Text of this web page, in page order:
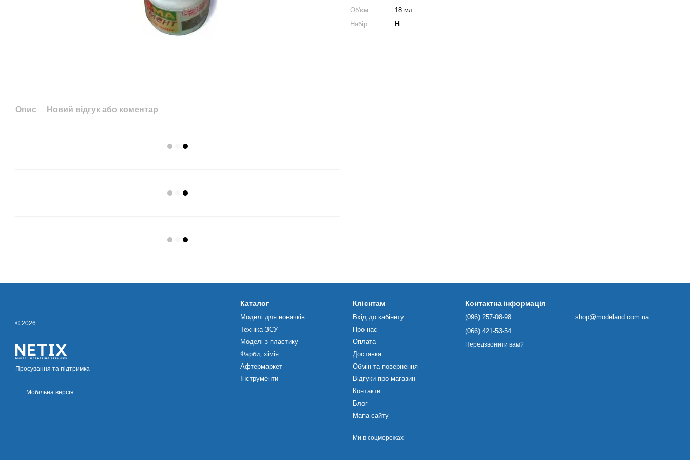
Опис Новий відгук або коментар
Об'єм
18 мл
Набір
Ні
© 2026
Просування та підтримка
Мобільна версія
Каталог
Моделі для новачків
Техніка ЗСУ
Моделі з пластику
Фарби, хімія
Афтермаркет
Інструменти
Клієнтам
Вхід до кабінету
Про нас
Оплата
Доставка
Обмін та повернення
Відгуки про магазин
Контакти
Блог
Мапа сайту
Ми в соцмережах
Контактна інформація
(096) 257-08-98
(066) 421-53-54
Передзвонити вам?
shop@modeland.com.ua